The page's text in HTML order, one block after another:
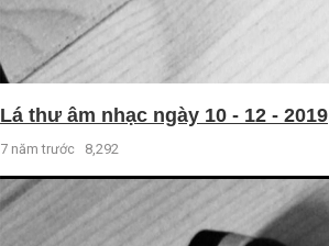
Lá thư âm nhạc ngày 10 - 12 - 2019
7 năm trước 8,292